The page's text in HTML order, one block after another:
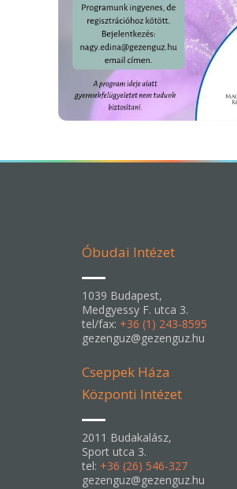
Óbudai Intézet
1039 Budapest,
Medgyessy F. utca 3.
tel/fax: +36 (1) 243-8595
gezenguz@gezenguz.hu
Cseppek Háza
Központi Intézet
2011 Budakalász,
Sport utca 3.
tel: +36 (26) 546-327
gezenguz@gezenguz.hu